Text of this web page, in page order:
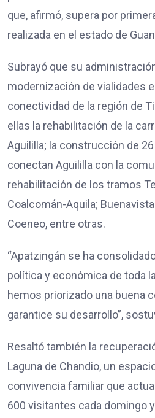
que, afirmó, supera por
realizada en el estado de
Subrayó que su
modernización de vialidades
conectividad de la región de
ellas la rehabilitación de la
Aguililla; la construcción de
conectan Aguililla con la
rehabilitación de los tramos
Coalcomán-Aquila;
Coeneo, entre otras.
“Apatzingán se ha
política y económica de toda
hemos priorizado una buena
garantice su desarrollo”,
Resaltó también la
Laguna de Chandio, un
convivencia familiar que
600 visitantes cada domingo